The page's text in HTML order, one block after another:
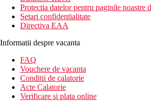
Protectia datelor pentru paginile noastre
Setari confidentialitate
Directiva EAA
Informatii despre vacanta
FAQ
Vouchere de vacanta
Conditii de calatorie
Acte Calatorie
Verificare si plata online